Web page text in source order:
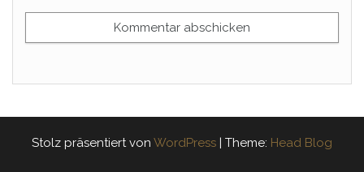
Stolz präsentiert von WordPress | Theme: Head Blog